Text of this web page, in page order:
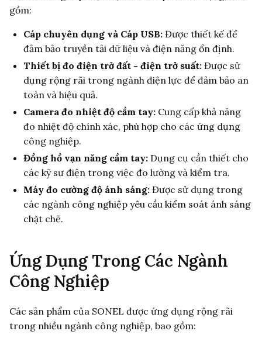
gồm:
Cáp chuyên dụng và Cáp USB: Được thiết kế để
đảm bảo truyền tải dữ liệu và điện năng ổn định.
Thiết bị đo điện trở đất - điện trở suất: Được sử
dụng rộng rãi trong ngành điện lực để đảm bảo an
toàn và hiệu quả.
Camera đo nhiệt độ cầm tay: Cung cấp khả năng
đo nhiệt độ chính xác, phù hợp cho các ứng dụng
công nghiệp.
Đồng hồ vạn năng cầm tay: Dụng cụ cần thiết cho
các kỹ sư điện trong việc đo lường và kiểm tra.
Máy đo cường độ ánh sáng: Được sử dụng trong
các ngành công nghiệp yêu cầu kiểm soát ánh sáng
chặt chẽ.
Ứng Dụng Trong Các Ngành
Công Nghiệp
Các sản phẩm của SONEL được ứng dụng rộng rãi
trong nhiều ngành công nghiệp, bao gồm: